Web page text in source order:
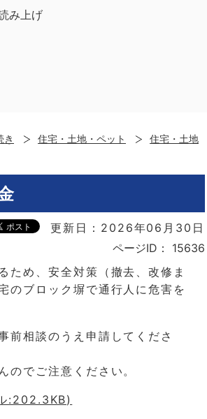
み上げ
き 住宅・土地・ペット
住宅・土地
更新日：2026年06月30日
ページID：
15636
ため、安全対策（撤去、改修ま
のブロック塀で通行人に危害を
前相談のうえ申請してくださ
のでご注意ください。
:202.3KB)